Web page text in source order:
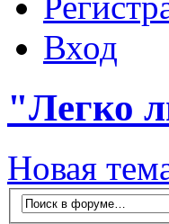
Вход
"Легко
Новая